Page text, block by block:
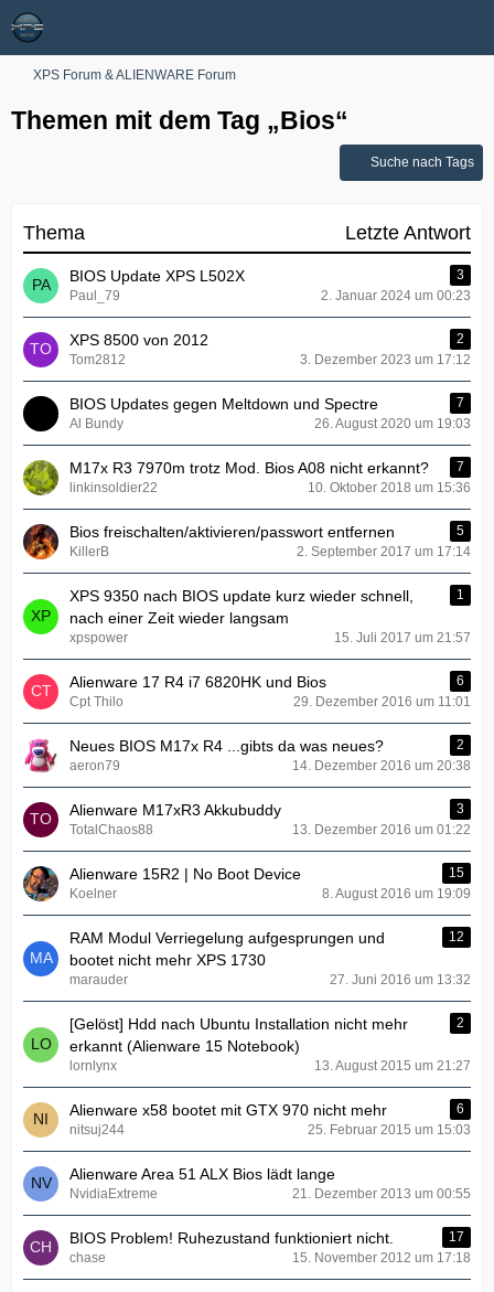
XPS Forum & ALIENWARE Forum
Themen mit dem Tag „Bios“
Suche nach Tags
Thema Letzte Antwort
BIOS Update XPS L502X
3
Paul_79
2. Januar 2024 um 00:23
XPS 8500 von 2012
2
Tom2812
3. Dezember 2023 um 17:12
BIOS Updates gegen Meltdown und Spectre
7
Al Bundy
26. August 2020 um 19:03
M17x R3 7970m trotz Mod. Bios A08 nicht erkannt?
7
linkinsoldier22
10. Oktober 2018 um 15:36
Bios freischalten/aktivieren/passwort entfernen
5
KillerB
2. September 2017 um 17:14
XPS 9350 nach BIOS update kurz wieder schnell,
nach einer Zeit wieder langsam
1
xpspower 15. Juli 2017 um 21:57
Alienware 17 R4 i7 6820HK und Bios
6
Cpt Thilo
29. Dezember 2016 um 11:01
Neues BIOS M17x R4 ...gibts da was neues?
2
aeron79
14. Dezember 2016 um 20:38
Alienware M17xR3 Akkubuddy
3
TotalChaos88
13. Dezember 2016 um 01:22
Alienware 15R2 | No Boot Device
15
Koelner
8. August 2016 um 19:09
RAM Modul Verriegelung aufgesprungen und
bootet nicht mehr XPS 1730
12
marauder 27. Juni 2016 um 13:32
[Gelöst] Hdd nach Ubuntu Installation nicht mehr
erkannt (Alienware 15 Notebook)
2
lornlynx 13. August 2015 um 21:27
Alienware x58 bootet mit GTX 970 nicht mehr
6
nitsuj244
25. Februar 2015 um 15:03
Alienware Area 51 ALX Bios lädt lange
NvidiaExtreme 21. Dezember 2013 um 00:55
BIOS Problem! Ruhezustand funktioniert nicht.
17
chase
15. November 2012 um 17:18